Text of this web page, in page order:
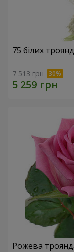
75 білих троянд
7 513 грн
Рожева